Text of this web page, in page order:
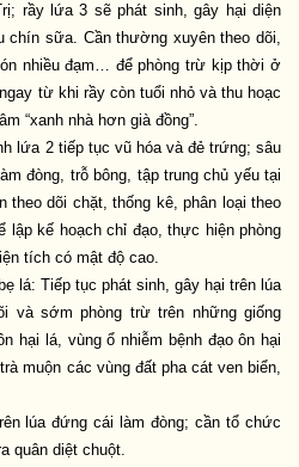
rầy lứa 3 sẽ phát sinh, gây hại diện
chín sữa. Cần thường xuyên theo dõi,
nhiều đạm… để phòng trừ kịp thời ở
từ khi rầy còn tuổi nhỏ và thu hoạc
“xanh nhà hơn già đồng”.
lứa 2 tiếp tục vũ hóa và đẻ trứng; sâu
đòng, trỗ bông, tập trung chủ yếu tại
theo dõi chặt, thống kê, phân loại theo
lập kế hoạch chỉ đạo, thực hiện phòng
tích có mật độ cao.
lá: Tiếp tục phát sinh, gây hại trên lúa
và sớm phòng trừ trên những giống
hại lá, vùng ổ nhiễm bệnh đạo ôn hại
muộn các vùng đất pha cát ven biển,
lúa đứng cái làm đòng; cần tổ chức
quân diệt chuột.